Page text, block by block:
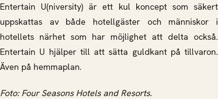
Entertain U(niversity) är ett kul koncept som säkert
uppskattas av både hotellgäster och människor i
hotellets närhet som har möjlighet att delta också.
Entertain U hjälper till att sätta guldkant på tillvaron.
Även på hemmaplan.
Foto: Four Seasons Hotels and Resorts.